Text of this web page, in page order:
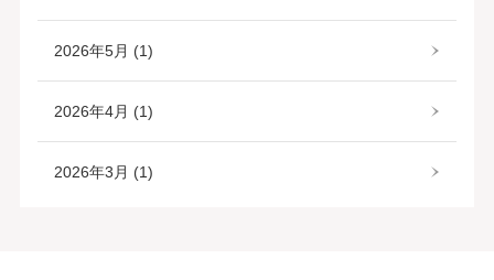
2026年5月 (1)
2026年4月 (1)
2026年3月 (1)